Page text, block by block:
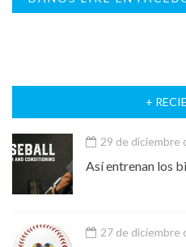
+
29 de diciembre
Así entrenan los
27 de diciembre